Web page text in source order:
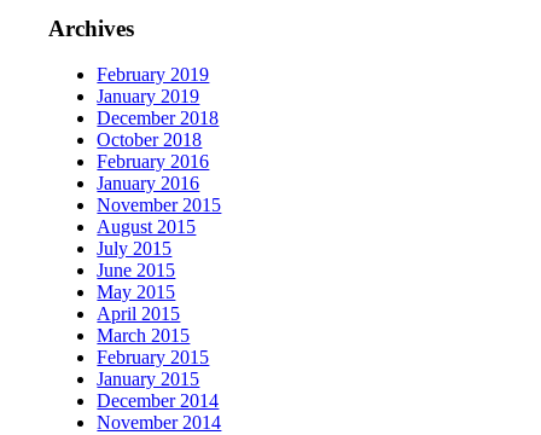
Archives
February 2019
January 2019
December 2018
October 2018
February 2016
January 2016
November 2015
August 2015
July 2015
June 2015
May 2015
April 2015
March 2015
February 2015
January 2015
December 2014
November 2014